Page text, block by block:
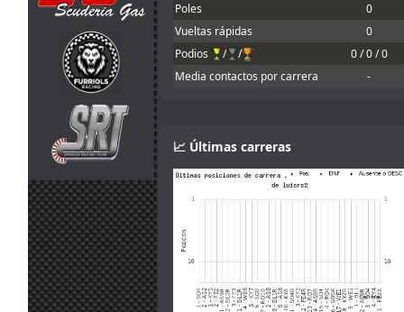
johneysvk
Would be good
to allow
different tyre
manufacturers
camtawn:
Ah that makes
sense! Gracias :)
30
jul.
13:47
mitsumeku:
Yes, it isn't fully
explained in the
information. You
can lower the
brake force, but
not increase it.
Sorry.
I think the
servers want
the brake power
check disabling.
Poles
0
Vueltas rápidas
0
Podios
/ /
0 / 0 / 0
Media contactos por carrera
-
📈 Últimas carreras